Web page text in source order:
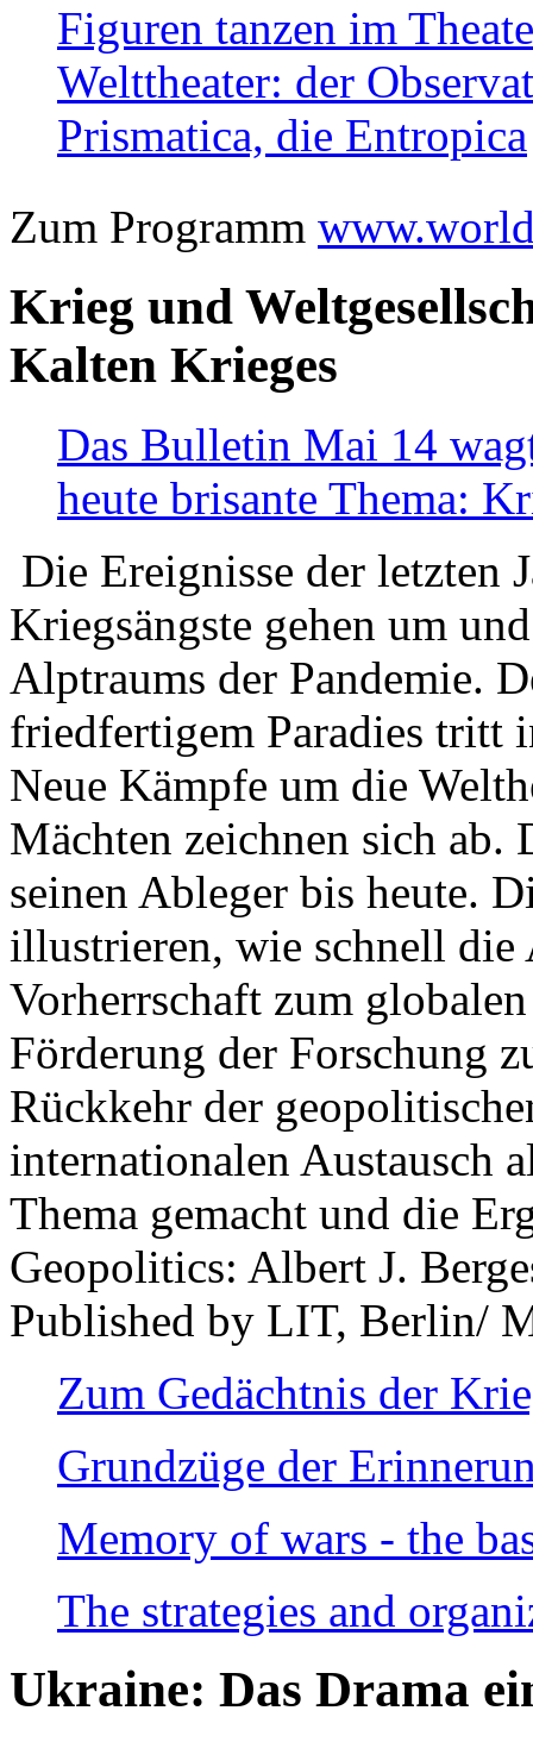
Figuren tanzen im
Welttheater: der
Prismatica, die Entropica
Zum Programm
Krieg und
Kalten Krieges
Das Bulletin Mai 14
heute brisante Thema:
Die Ereignisse der letzten
Kriegsängste gehen um
Alptraums der Pandemie.
friedfertigem Paradies tritt
Neue Kämpfe um die
Mächten zeichnen sich
seinen Ableger bis heute.
illustrieren, wie schnell die
Vorherrschaft zum
Förderung der Forschung
Rückkehr der
internationalen Austausch
Thema gemacht und die
Geopolitics: Albert J.
Published by LIT, Berlin/
Zum Gedächtnis der
Grundzüge der
Memory of wars - the
The strategies and
Ukraine: Das Drama